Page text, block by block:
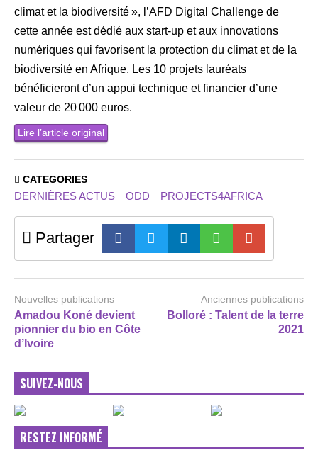
climat et la biodiversité », l’AFD Digital Challenge de
cette année est dédié aux start-up et aux innovations
numériques qui favorisent la protection du climat et de la
biodiversité en Afrique. Les 10 projets lauréats
bénéficieront d’un appui technique et financier d’une
valeur de 20 000 euros.
Lire l’article original
CATEGORIES
DERNIÈRES ACTUS ODD PROJECTS4AFRICA
Partager
Nouvelles publications
Amadou Koné devient
pionnier du bio en Côte
d’Ivoire
Anciennes publications
Bolloré : Talent de la terre
2021
SUIVEZ-NOUS
RESTEZ INFORMÉ